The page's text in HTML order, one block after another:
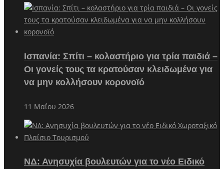
Ισπανία: Σπίτι – κολαστήριο για τρία παιδιά –
Οι γονείς τους τα κρατούσαν κλειδωμένα για
να μην κολλήσουν κορονοϊό
11 Μαΐου 2026
ΝΔ: Ανησυχία βουλευτών για το νέο Ειδικό